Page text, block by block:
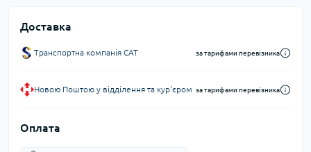
Доставка
Транспортна компанія CAT за тарифами перевізника
Новою Поштою у відділення та кур'єром за тарифами перевізника
Оплата